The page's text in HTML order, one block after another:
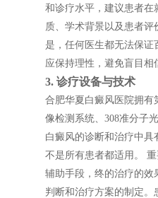
和诊疗水平，建议患者在
质、学术背景以及患者
是，任何医生都无法保证
应保持理性，避免盲目相
3. 诊疗设备与技术
合肥华夏白癜风医院拥
像检测系统、308准分子
白癜风的诊断和治疗中
不是所有患者都适用。
辅助手段，终的治疗的效
判断和治疗方案的制定。